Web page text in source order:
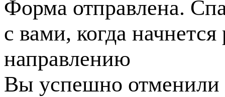
Форма отправлена.
с вами, когда
направлению
Вы успешно отменили